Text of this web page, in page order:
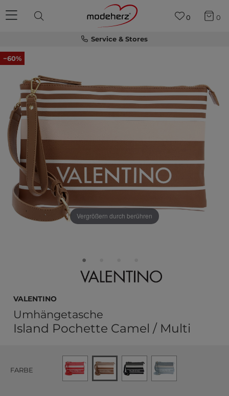
Service & Stores
0 0
−60%
Vergrößern durch berühren
VALENTINO
Umhängetasche
Island Pochette Camel / Multi
FARBE